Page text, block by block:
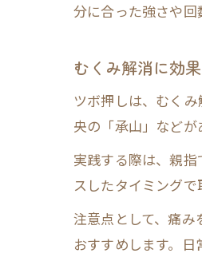
分に合った強さや回
むくみ解消に効
ツボ押しは、むく
央の「承山」などが
実践する際は、親
スしたタイミング
注意点として、痛
おすすめします。日